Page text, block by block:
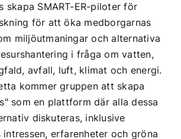
skapa SMART-ER-piloter för
för att öka medborgarnas
miljöutmaningar och alternativa
i fråga om vatten,
avfall, luft, klimat och energi.
kommer gruppen att skapa
som en plattform där alla dessa
diskuteras, inklusive
intressen, erfarenheter och gröna